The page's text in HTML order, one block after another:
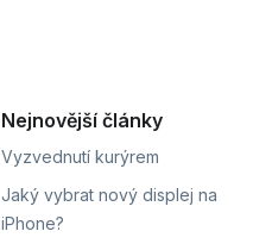
Nejnovější články
Vyzvednutí kurýrem
Jaký vybrat nový displej na
iPhone?